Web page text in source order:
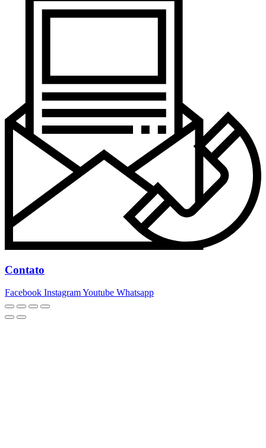
Contato
Facebook InstagramYoutube Whatsapp